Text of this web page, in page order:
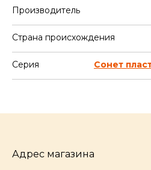
Производитель
Страна происхождения
Серия Сонет
Адрес магазина